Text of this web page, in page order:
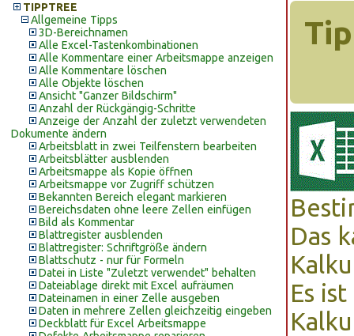
TIPPTREE
Allgemeine Tipps
3D-Bereichnamen
Alle Excel-Tastenkombinationen
Alle Kommentare einer Arbeitsmappe anzeigen
Alle Kommentare löschen
Alle Objekte löschen
Ansicht "Ganzer Bildschirm"
Anzahl der Rückgängig-Schritte
Anzeige der Anzahl der zuletzt verwendeten
Dokumente ändern
Arbeitsblatt in zwei Teilfenstern bearbeiten
Arbeitsblätter ausblenden
Arbeitsmappe als Kopie öffnen
Arbeitsmappe vor Zugriff schützen
Bekannten Bereich elegant markieren
Bereichsdaten ohne leere Zellen einfügen
Bild als Kommentar
Blattregister ausblenden
Blattregister: Schriftgröße ändern
Blattschutz - nur für Formeln
Datei in Liste "Zuletzt verwendet" behalten
Dateiablage direkt mit Excel aufräumen
Dateinamen in einer Zelle ausgeben
Daten in mehrere Zellen gleichzeitig eingeben
Deckblatt für Excel Arbeitsmappe
Das
Es